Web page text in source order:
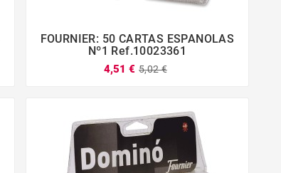
   
FOURNIER: 50 CARTAS ESPANOLAS
Nº1 Ref.10023361
4,51 € 5,02 €